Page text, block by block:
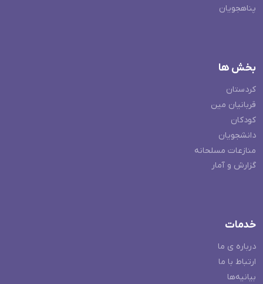
پناهجویان
بخش ها
کردستان
قربانیان مین
کودکان
دانشجویان
منازعات مسلحانه
گزارش و آمار
خدمات
درباره ی ما
ارتباط با ما
بیانیه‌ها